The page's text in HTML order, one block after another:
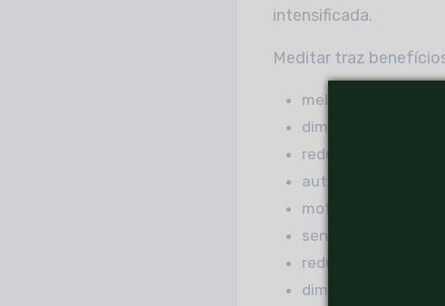
intensificada.
Meditar traz
melhora na atenção;
diminuição de
redução do estresse;
autoconhecimento;
motivação;
sensação de prazer;
redução da
diminuição da